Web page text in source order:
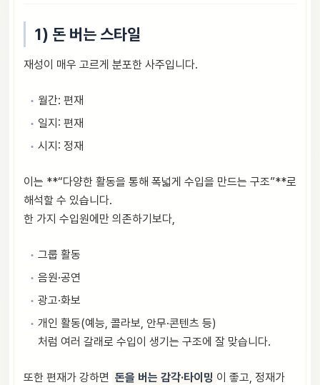
1) 돈 버는 스타일
재성이 매우 고르게 분포한 사주입니다.
월간: 편재
일지: 편재
시지: 정재
이는 **“다양한 활동을 통해 폭넓게 수입을 만드는 구조”**로
해석할 수 있습니다.
한 가지 수입원에만 의존하기보다,
그룹 활동
음원·공연
광고·화보
개인 활동(예능, 콜라보, 안무·콘텐츠 등)
처럼 여러 갈래로 수입이 생기는 구조에 잘 맞습니다.
또한 편재가 강하면 돈을 버는 감각·타이밍 이 좋고, 정재가